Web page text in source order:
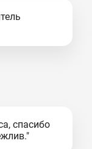
спасибо